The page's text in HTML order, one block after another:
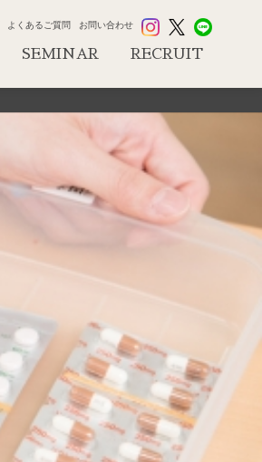
よくあるご質問 お問い合わせ
SEMINAR RECRUIT